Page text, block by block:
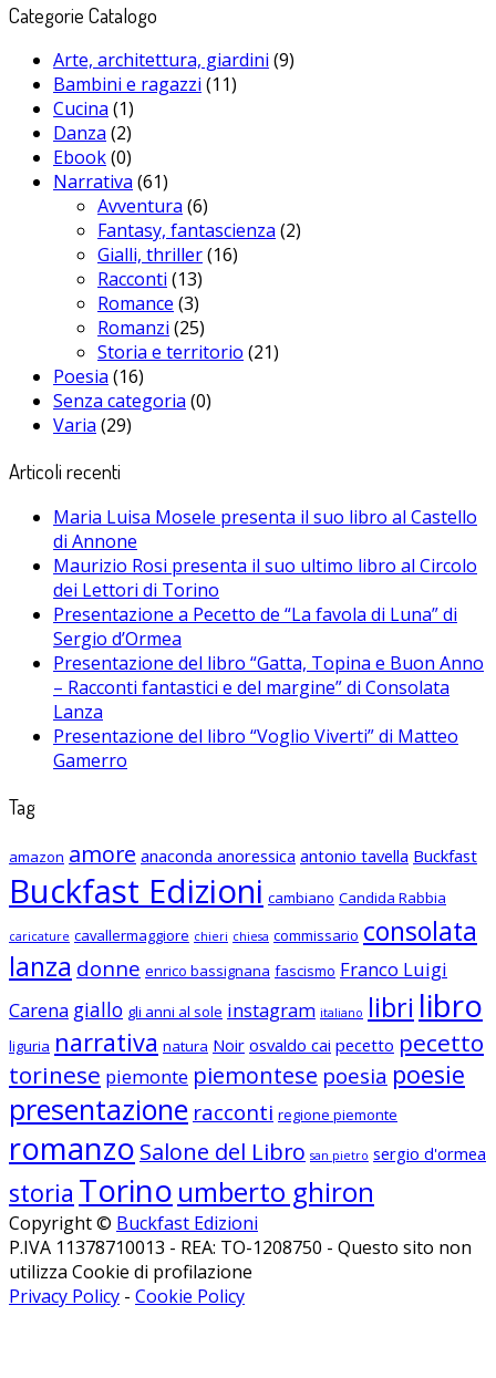
Categorie Catalogo
Arte, architettura, giardini (9)
Bambini e ragazzi (11)
Cucina (1)
Danza (2)
Ebook(0)
Narrativa (61)
Avventura (6)
Fantasy, fantascienza (2)
Gialli, thriller(16)
Racconti (13)
Romance (3)
Romanzi (25)
Storia e territorio (21)
Poesia (16)
Senza categoria (0)
Varia (29)
Articoli recenti
Maria Luisa Mosele presenta il suo libro al Castello
di Annone
Maurizio Rosi presenta il suo ultimo libro al Circolo
dei Lettori di Torino
Presentazione a Pecetto de “La favola di Luna” di
Sergio d’Ormea
Presentazione del libro “Gatta, Topina e Buon Anno
– Racconti fantastici e del margine” di Consolata
Lanza
Presentazione del libro “Voglio Viverti” di Matteo
Gamerro
Tag
amazon amore anaconda anoressica antonio tavella Buckfast
Buckfast Edizioni cambiano Candida Rabbia
caricature cavallermaggiore chieri chiesa commissario consolata
lanza donne enrico bassignana fascismo Franco Luigi
Carena giallo gli anni al sole instagram italiano libri libro
liguria narrativa natura Noir osvaldo cai pecetto pecetto
torinese piemonte piemontese poesia poesie
presentazione racconti regione piemonte
romanzo Salone del Libro san pietro sergio d'ormea
storia Torino umberto ghiron
Copyright © Buckfast Edizioni
P.IVA 11378710013 - REA: TO-1208750 - Questo sito non
utilizza Cookie di profilazione
Privacy Policy - Cookie Policy